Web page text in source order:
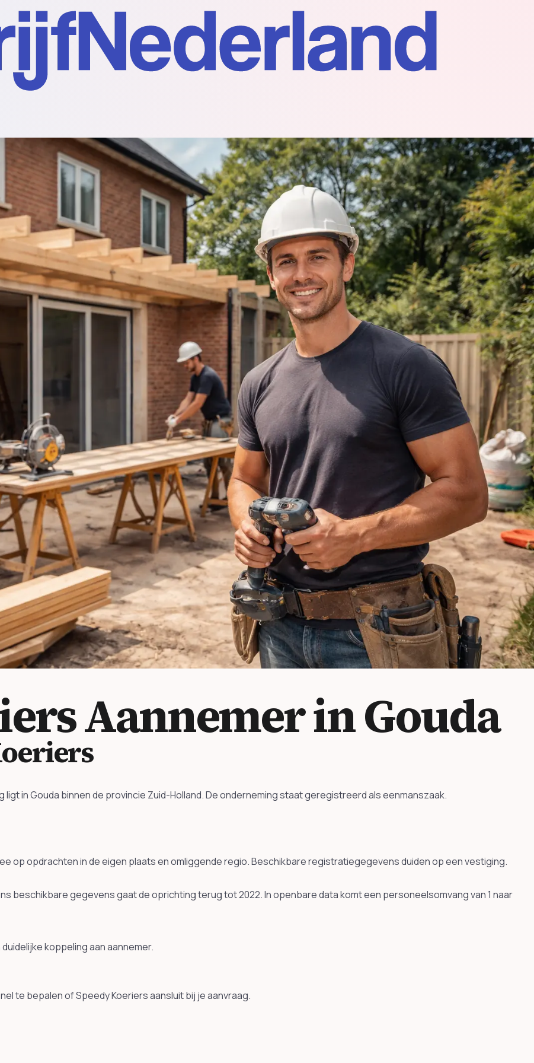
Aannemer in Gouda
in Gouda binnen de provincie Zuid-Holland. De onderneming staat geregistreerd als eenmanszaak.
op opdrachten in de eigen plaats en omliggende regio. Beschikbare registratiegegevens duiden op een vestiging.
beschikbare gegevens gaat de oprichting terug tot 2022. In openbare data komt een personeelsomvang van 1 naar
koppeling aan aannemer.
te bepalen of Speedy Koeriers aansluit bij je aanvraag.